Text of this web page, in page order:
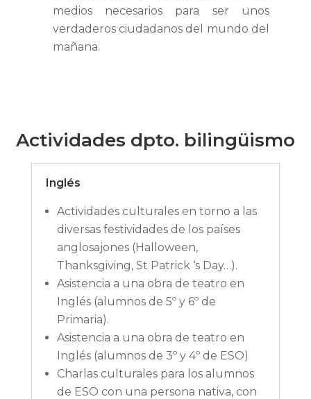
medios necesarios para ser unos
verdaderos ciudadanos del mundo del
mañana.
Actividades dpto. bilingüismo
Inglés
Actividades culturales en torno a las
diversas festividades de los países
anglosajones (Halloween,
Thanksgiving, St Patrick ‘s Day…).
Asistencia a una obra de teatro en
Inglés (alumnos de 5º y 6º de
Primaria).
Asistencia a una obra de teatro en
Inglés (alumnos de 3º y 4º de ESO)
Charlas culturales para los alumnos
de ESO con una persona nativa, con